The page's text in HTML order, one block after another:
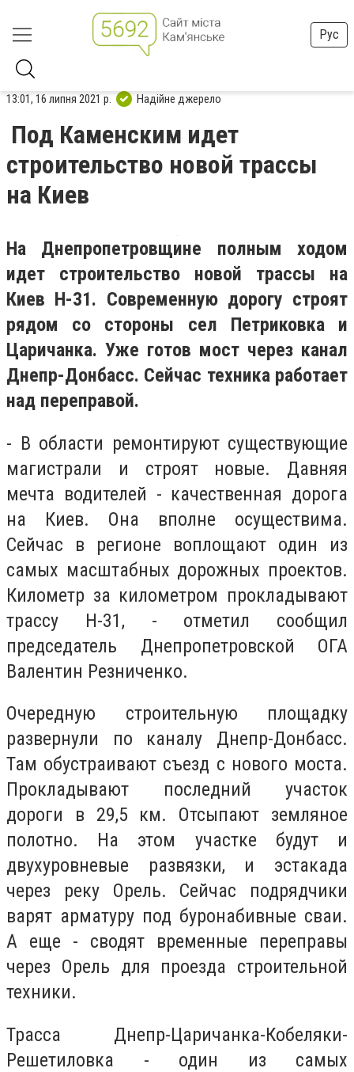
Рус
13:01, 16 липня 2021 р. Надійне джерело
Под Каменским идет
строительство новой трассы
на Киев
На Днепропетровщине полным ходом
идет строительство новой трассы на
Киев Н-31. Современную дорогу строят
рядом со стороны сел Петриковка и
Царичанка. Уже готов мост через канал
Днепр-Донбасс. Сейчас техника работает
над переправой.
- В области ремонтируют существующие
магистрали и строят новые. Давняя
мечта водителей - качественная дорога
на Киев. Она вполне осуществима.
Сейчас в регионе воплощают один из
самых масштабных дорожных проектов.
Километр за километром прокладывают
трассу Н-31, - отметил сообщил
председатель Днепропетровской ОГА
Валентин Резниченко.
Очередную строительную площадку
развернули по каналу Днепр-Донбасс.
Там обустраивают съезд с нового моста.
Прокладывают последний участок
дороги в 29,5 км. Отсыпают земляное
полотно. На этом участке будут и
двухуровневые развязки, и эстакада
через реку Орель. Сейчас подрядчики
варят арматуру под буронабивные сваи.
А еще - сводят временные переправы
через Орель для проезда строительной
техники.
Трасса Днепр-Царичанка-Кобеляки-
Решетиловка - один из самых